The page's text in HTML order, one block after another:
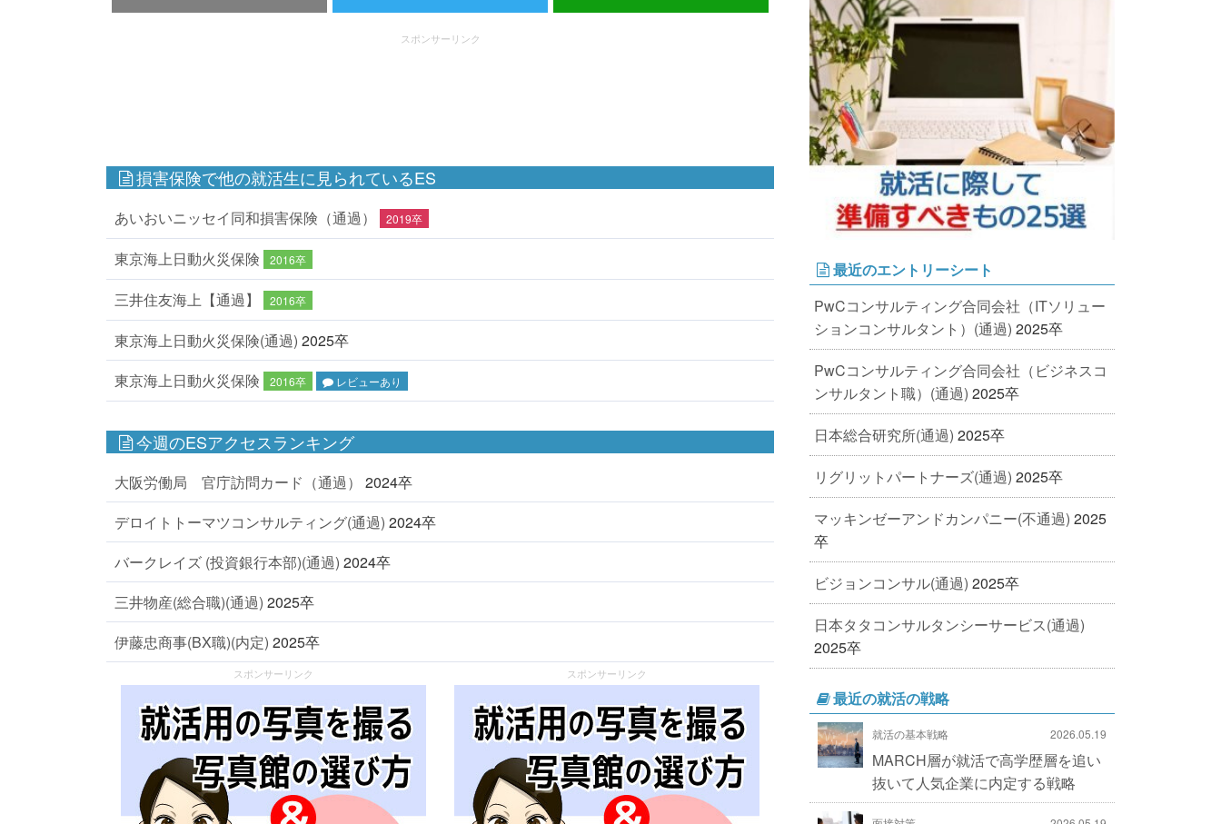
スポンサーリンク
損害保険で他の就活生に見られているES
あいおいニッセイ同和損害保険（通過） 2019卒
東京海上日動火災保険 2016卒
三井住友海上【通過】 2016卒
東京海上日動火災保険(通過) 2025卒
東京海上日動火災保険
2016卒 レビューあり
今週のESアクセスランキング
大阪労働局 官庁訪問カード（通過）
2024卒
デロイトトーマツコンサルティング(通過) 2024卒
バークレイズ (投資銀行本部)(通過) 2024卒
三井物産(総合職)(通過) 2025卒
伊藤忠商事(BX職)(内定) 2025卒
スポンサーリンク スポンサーリンク
最近のエントリーシート
PwCコンサルティング合同会社（ITソリュー
ションコンサルタント）(通過) 2025卒
PwCコンサルティング合同会社（ビジネスコ
ンサルタント職）(通過) 2025卒
日本総合研究所(通過) 2025卒
リグリットパートナーズ(通過) 2025卒
マッキンゼーアンドカンパニー(不通過) 2025
卒
ビジョンコンサル(通過) 2025卒
日本タタコンサルタンシーサービス(通過)
2025卒
最近の就活の戦略
就活の基本戦略 2026.05.19
MARCH層が就活で高学歴層を追い
抜いて人気企業に内定する戦略